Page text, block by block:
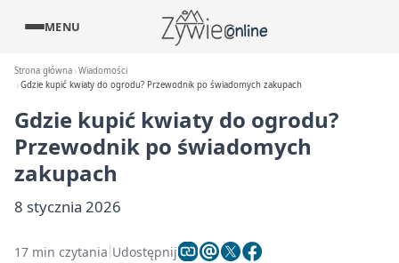
MENU
Strona główna Wiadomości
Gdzie kupić kwiaty do ogrodu? Przewodnik po świadomych zakupach
Gdzie kupić kwiaty do ogrodu?
Przewodnik po świadomych
zakupach
8 stycznia 2026
17 min czytania Udostępnij